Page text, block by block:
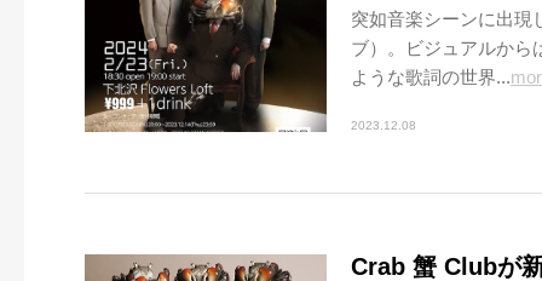
突如音楽シーンに出現
ブ）。ビジュアルから
ような歌詞の世界...
2023.12.08
Crab 蟹 Clubが